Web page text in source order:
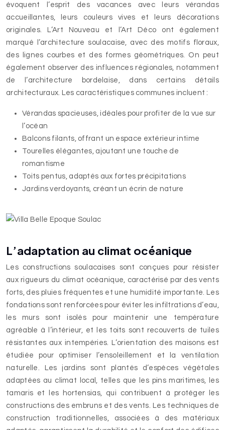
évoquent l’esprit des vacances avec leurs vérandas
accueillantes, leurs couleurs vives et leurs décorations
originales. L’Art Nouveau et l’Art Déco ont également
marqué l’architecture soulacaise, avec des motifs floraux,
des lignes courbes et des formes géométriques. On peut
également observer des influences régionales, notamment
de l’architecture bordelaise, dans certains détails
architecturaux. Les caractéristiques communes incluent :
Vérandas spacieuses, idéales pour profiter de la vue sur
l’océan
Balcons filants, offrant un espace extérieur intime
Tourelles élégantes, ajoutant une touche de
romantisme
Toits pentus, adaptés aux fortes précipitations
Jardins verdoyants, créant un écrin de nature
L’adaptation au climat océanique
Les constructions soulacaises sont conçues pour résister
aux rigueurs du climat océanique, caractérisé par des vents
forts, des pluies fréquentes et une humidité importante. Les
fondations sont renforcées pour éviter les infiltrations d’eau,
les murs sont isolés pour maintenir une température
agréable à l’intérieur, et les toits sont recouverts de tuiles
résistantes aux intempéries. L’orientation des maisons est
étudiée pour optimiser l’ensoleillement et la ventilation
naturelle. Les jardins sont plantés d’espèces végétales
adaptées au climat local, telles que les pins maritimes, les
tamaris et les hortensias, qui contribuent à protéger les
constructions des embruns et des vents. Les techniques de
construction traditionnelles, associées à des matériaux